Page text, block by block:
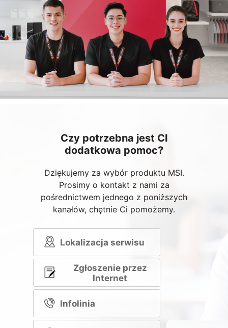
Czy potrzebna jest CI
dodatkowa pomoc?
Dziękujemy za wybór produktu MSI.
Prosimy o kontakt z nami za
pośrednictwem jednego z poniższych
kanałów, chętnie Ci pomożemy.
Lokalizacja serwisu
Zgłoszenie przez
Internet
Infolinia